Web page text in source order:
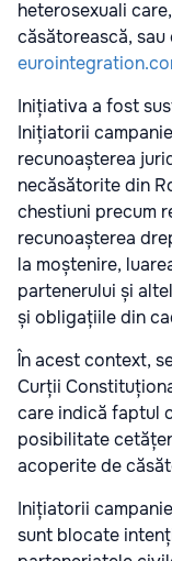
heterosexuali
căsătorească,
Inițiativa a fost
Inițiatorii
recunoașterea
necăsătorite din
chestiuni precum
recunoașterea
la moștenire,
partenerului și
și obligațiile din
În acest context,
Curții
care indică faptul
posibilitate
acoperite de
Inițiatorii
sunt blocate